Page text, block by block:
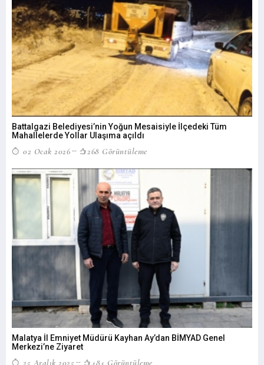
Battalgazi Belediyesi’nin Yoğun Mesaisiyle İlçedeki Tüm
Mahallelerde Yollar Ulaşıma açıldı
02 Ocak 2026 268 Görüntüleme
Malatya İl Emniyet Müdürü Kayhan Ay’dan BİMYAD Genel
Merkezi’ne Ziyaret
25 Aralık 2025 484 Görüntüleme